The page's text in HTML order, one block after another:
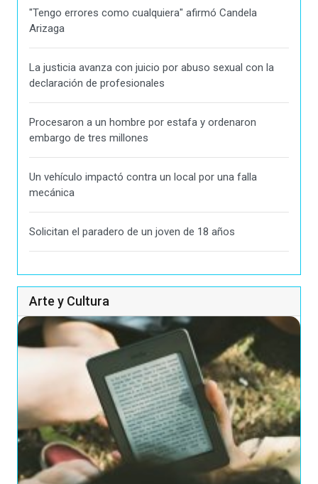
"Tengo errores como cualquiera" afirmó Candela
Arizaga
La justicia avanza con juicio por abuso sexual con la
declaración de profesionales
Procesaron a un hombre por estafa y ordenaron
embargo de tres millones
Un vehículo impactó contra un local por una falla
mecánica
Solicitan el paradero de un joven de 18 años
Arte y Cultura